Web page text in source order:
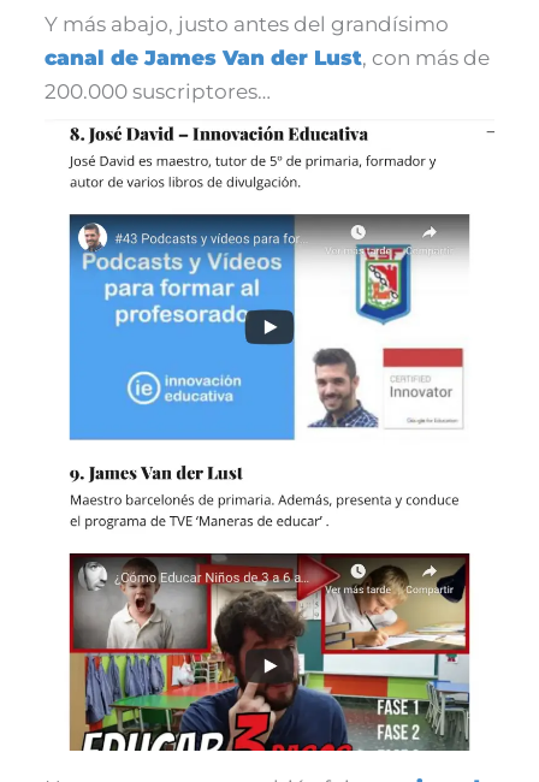
Y más abajo, justo antes del grandísimo
canal de James Van der Lust, con más de
200.000 suscriptores…